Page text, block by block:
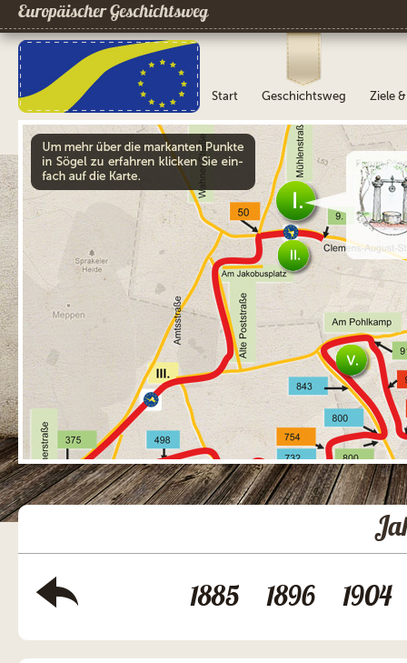
Europäischer Geschichtsweg
Start Geschichtsweg Ziele
1885 1896 1904